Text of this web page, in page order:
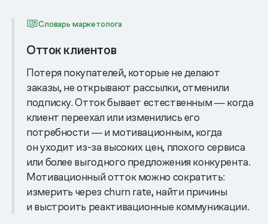
Словарь маркетолога
Отток клиентов
Потеря покупателей, которые не делают
заказы, не открывают рассылки, отменили
подписку. Отток бывает естественным ― когда
клиент переехал или изменились его
потребности ― и мотивационным, когда
он уходит из-за высоких цен, плохого сервиса
или более выгодного предложения конкурента.
Мотивационный отток можно сократить:
измерить через churn rate, найти причины
и выстроить реактивационные коммуникации.